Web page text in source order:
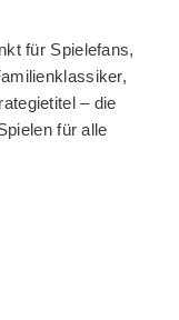
für Spielefans,
– die
für alle